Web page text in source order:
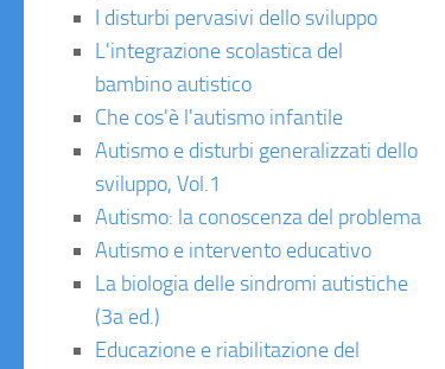
I disturbi pervasivi dello sviluppo
L'integrazione scolastica del
bambino autistico
Che cos'è l'autismo infantile
Autismo e disturbi generalizzati dello
sviluppo, Vol.1
Autismo: la conoscenza del problema
Autismo e intervento educativo
La biologia delle sindromi autistiche
(3a ed.)
Educazione e riabilitazione del